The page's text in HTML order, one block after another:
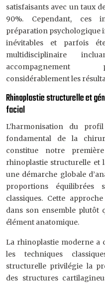
satisfaisants avec un taux
90%. Cependant, ces
préparation psychologique
inévitables et parfois
multidisciplinaire
accompagnement
considérablement les
Rhinoplastie structurelle et
facial
L’harmonisation du
fondamental de la
constitue notre
rhinoplastie structurelle et
une démarche globale
proportions équilibrées
classiques. Cette approche
dans son ensemble plutôt
élément anatomique.
La rhinoplastie moderne a
les techniques
structurelle privilégie la
des structures